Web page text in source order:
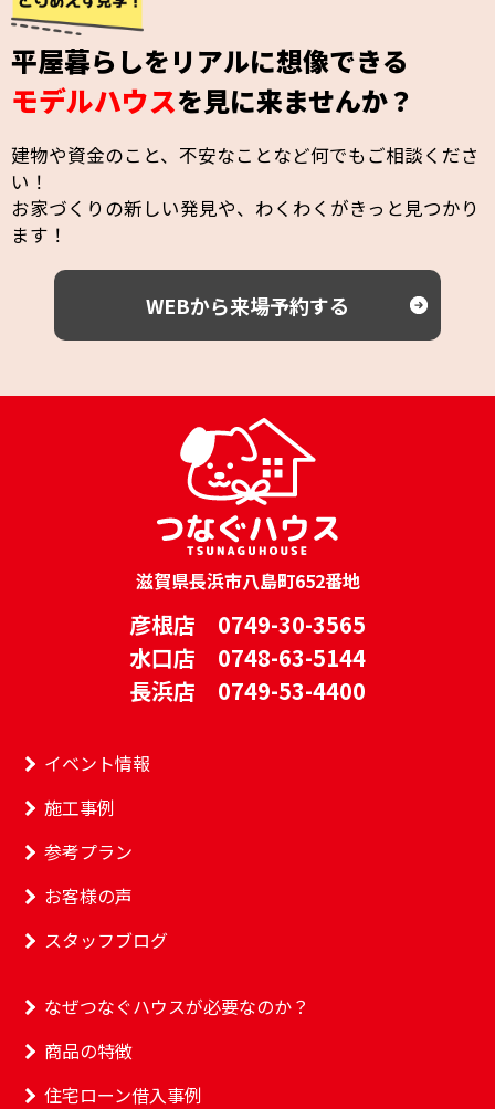
平屋暮らしをリアルに想像できる
モデルハウスを見に来ませんか？
建物や資金のこと、不安なことなど何でもご相談くださ
い！
お家づくりの新しい発見や、わくわくがきっと見つかり
ます！
WEBから来場予約する
滋賀県長浜市八島町652番地
彦根店 0749-30-3565
水口店 0748-63-5144
長浜店 0749-53-4400
イベント情報
施工事例
参考プラン
お客様の声
スタッフブログ
なぜつなぐハウスが必要なのか？
商品の特徴
住宅ローン借入事例